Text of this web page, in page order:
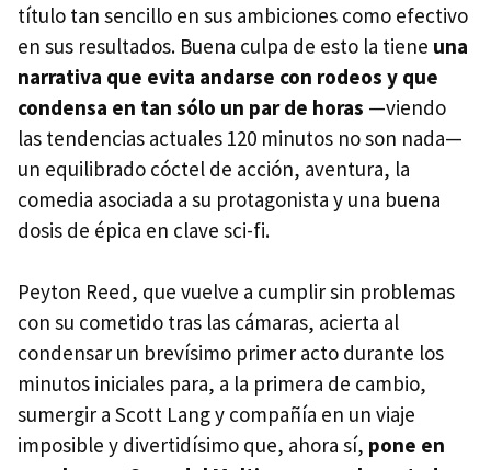
título tan sencillo en sus ambiciones como efectivo
en sus resultados. Buena culpa de esto la tiene una
narrativa que evita andarse con rodeos y que
condensa en tan sólo un par de horas —viendo
las tendencias actuales 120 minutos no son nada—
un equilibrado cóctel de acción, aventura, la
comedia asociada a su protagonista y una buena
dosis de épica en clave sci-fi.
Peyton Reed, que vuelve a cumplir sin problemas
con su cometido tras las cámaras, acierta al
condensar un brevísimo primer acto durante los
minutos iniciales para, a la primera de cambio,
sumergir a Scott Lang y compañía en un viaje
imposible y divertidísimo que, ahora sí, pone en